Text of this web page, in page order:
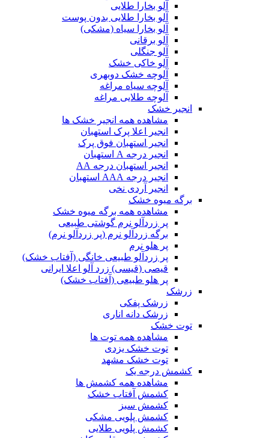
آلو بخارا طلایی
آلو بخارا طلایی بدون پوست
آلو بخارا سیاه (مشکی)
آلو برقانی
آلو جنگلی
آلو خاکی خشک
آلوچه خشک دوبهری
آلوچه سیاه مراغه
آلوچه طلایی مراغه
انجیر خشک
مشاهده همه انجیر خشک ها
انجیر اعلا پرک استهبان
انجیر استهبان فوق پرک
انجیر درجه A استهبان
انجیر استهبان درجه AA
انجیر درجه AAA استهبان
انجیر آردی نخی
برگه میوه خشک
مشاهده همه برگه میوه خشک
پر زردآلو نرم گوشتی طبیعی
برگه زردآلو نرم (پر زردآلو نرم)
پر هلو نرم
پر زردآلو طبیعی خانگی (آفتاب خشک)
قیصی (قیسی) زرد آلو اعلا ایرانی
پر هلو طبیعی (آفتاب خشک)
زرشک
زرشک پفکی
زرشک دانه اناری
توت خشک
مشاهده همه توت ها
توت خشک یزدی
توت خشک مشهد
کشمش درجه یک
مشاهده همه کشمش ها
کشمش آفتاب خشک
کشمش سبز
کشمش پلویی مشکی
کشمش پلویی طلایی